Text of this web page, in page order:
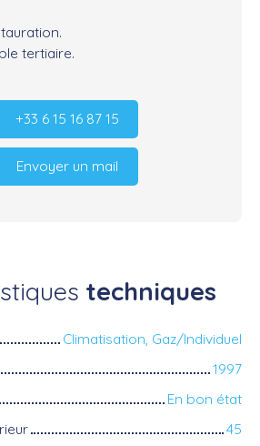
tertiaire.
+33 6 15 16 87 15
Envoyer un mail
techniques
Climatisation, Gaz/Individuel
1997
En bon état
45